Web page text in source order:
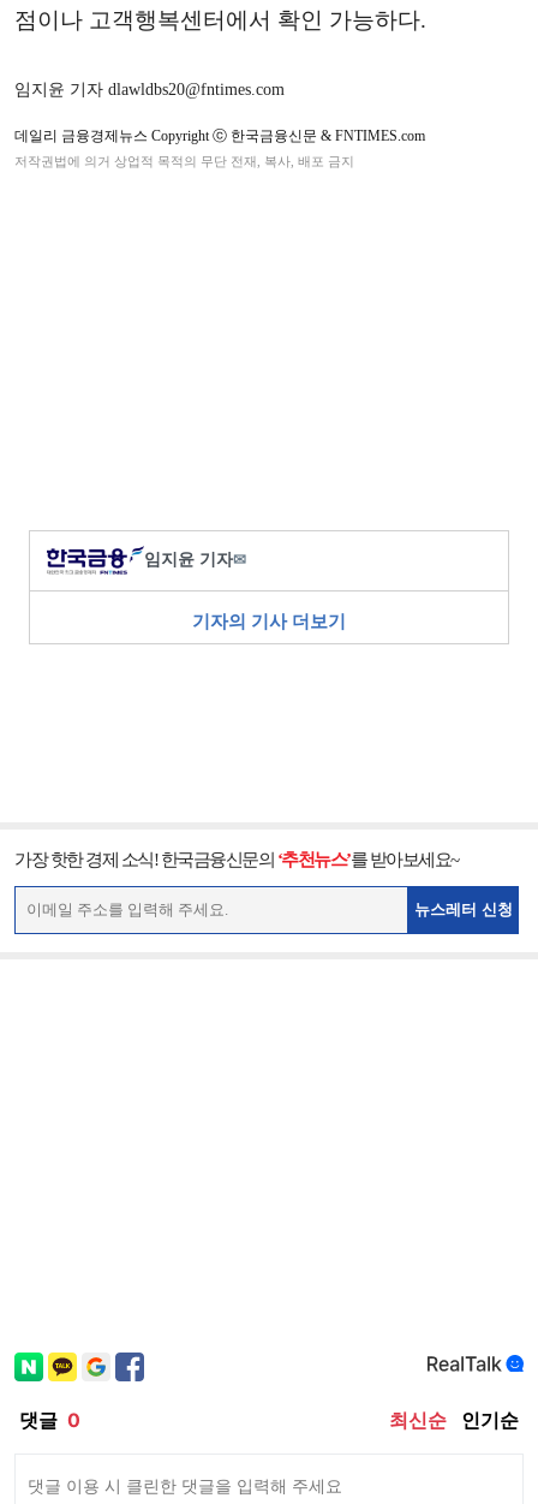
점이나 고객행복센터에서 확인 가능하다.
임지윤 기자 dlawldbs20@fntimes.com
데일리 금융경제뉴스 Copyright ⓒ 한국금융신문 & FNTIMES.com
저작권법에 의거 상업적 목적의 무단 전재, 복사, 배포 금지
임지윤 기자✉
기자의 기사 더보기
가장 핫한 경제 소식! 한국금융신문의 ‘추천뉴스’를 받아보세요~
뉴스레터 신청